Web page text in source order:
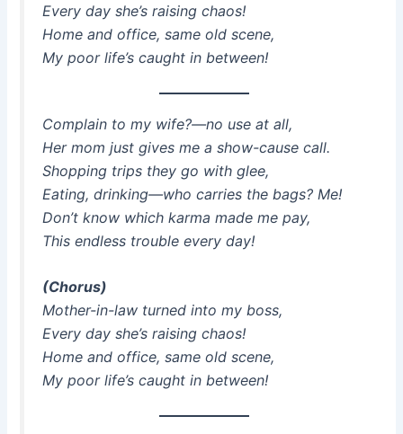
Every day she’s raising chaos!
Home and office, same old scene,
My poor life’s caught in between!
Complain to my wife?—no use at all,
Her mom just gives me a show-cause call.
Shopping trips they go with glee,
Eating, drinking—who carries the bags? Me!
Don’t know which karma made me pay,
This endless trouble every day!
(Chorus)
Mother-in-law turned into my boss,
Every day she’s raising chaos!
Home and office, same old scene,
My poor life’s caught in between!